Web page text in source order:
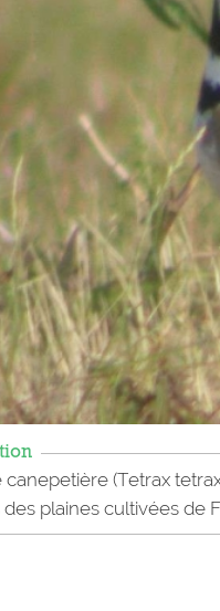
canepetière (Tetrax
plaines cultivées de